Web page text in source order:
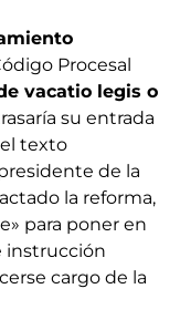
Procesal
vacatio legis o
su entrada
texto
de la
la reforma,
para poner en
instrucción
cargo de la